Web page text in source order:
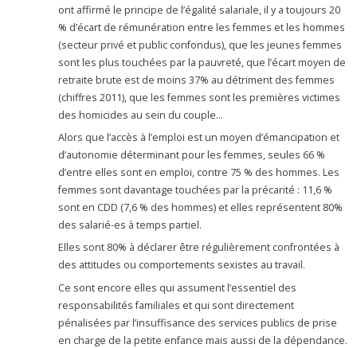
ont affirmé le principe de l’égalité salariale, il y a toujours 20
% d’écart de rémunération entre les femmes et les hommes
(secteur privé et public confondus), que les jeunes femmes
sont les plus touchées par la pauvreté, que l’écart moyen de
retraite brute est de moins 37% au détriment des femmes
(chiffres 2011), que les femmes sont les premières victimes
des homicides au sein du couple…
Alors que l’accès à l’emploi est un moyen d’émancipation et
d’autonomie déterminant pour les femmes, seules 66 %
d’entre elles sont en emploi, contre 75 % des hommes. Les
femmes sont davantage touchées par la précarité : 11,6 %
sont en CDD (7,6 % des hommes) et elles représentent 80%
des salarié-es à temps partiel.
Elles sont 80% à déclarer être régulièrement confrontées à
des attitudes ou comportements sexistes au travail.
Ce sont encore elles qui assument l’essentiel des
responsabilités familiales et qui sont directement
pénalisées par l’insuffisance des services publics de prise
en charge de la petite enfance mais aussi de la dépendance.